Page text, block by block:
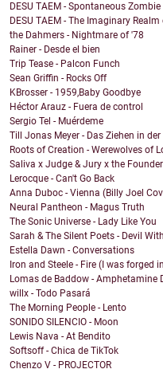
DESU TAEM - Spontaneous
DESU TAEM - The Imaginary
the Dahmers - Nightmare of '78
Rainer - Desde el bien
Trip Tease - Palcon Funch
Sean Griffin - Rocks Off
KBrosser - 1959,Baby Goodbye
Héctor Arauz - Fuera de control
Sergio Tel - Muérdeme
Till Jonas Meyer - Das Ziehen in der
Roots of Creation - Werewolves of
Saliva x Judge & Jury x the Founder
Lerocque - Can't Go Back
Anna Duboc - Vienna (Billy Joel
Neural Pantheon - Magus Truth
The Sonic Universe - Lady Like You
Sarah & The Silent Poets - Devil
Estella Dawn - Conversations
Iron and Steele - Fire (I was forged
Lomas de Baddow - Amphetamine
willx - Todo Pasará
The Morning People - Lento
SONIDO SILENCIO - Moon
Lewis Nava - At Bendito
Softsoff - Chica de TikTok
Chenzo V - PROJECTOR